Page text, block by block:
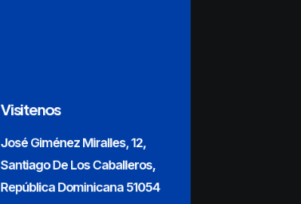
Visitenos
José Giménez Miralles, 12,
Santiago De Los Caballeros,
República Dominicana 51054